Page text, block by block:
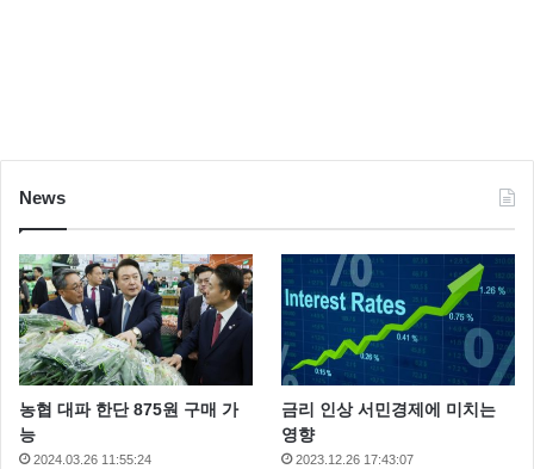
News
농협 대파 한단 875원 구매 가
능
2024.03.26 11:55:24
금리 인상 서민경제에 미치는
영향
2023.12.26 17:43:07